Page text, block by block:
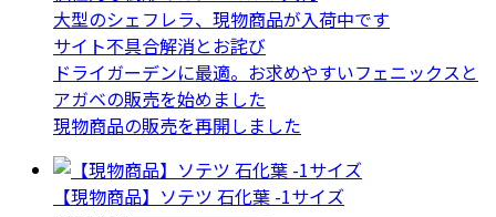
商
品
大型のシェフレラ、現物商品が入荷中です
サイト不具合解消とお詫び
ドライガーデンに最適。お求めやすいフェニックスと
アガベの販売を始めました
現物商品の販売を再開しました
【現物商品】ソテツ 石化葉 -1サイズ